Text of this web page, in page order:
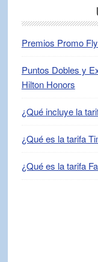
Premios Promo
Puntos Dobles y
Hilton Honors
¿Qué incluye la
¿Qué es la tarifa
¿Qué es la tarifa